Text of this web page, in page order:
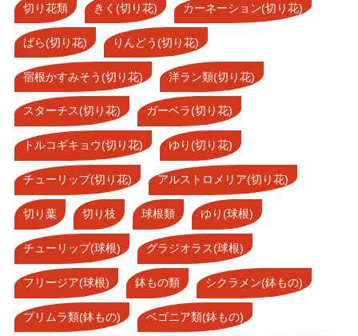
切り花類 きく(切り花) カーネーション(切り花)
ばら(切り花) りんどう(切り花)
宿根かすみそう(切り花) 洋ラン類(切り花)
スターチス(切り花) ガーベラ(切り花)
トルコギキョウ(切り花) ゆり(切り花)
チューリップ(切り花) アルストロメリア(切り花)
切り葉 切り枝 球根類 ゆり(球根)
チューリップ(球根) グラジオラス(球根)
フリージア(球根) 鉢もの類 シクラメン(鉢もの)
プリムラ類(鉢もの) ベゴニア類(鉢もの)